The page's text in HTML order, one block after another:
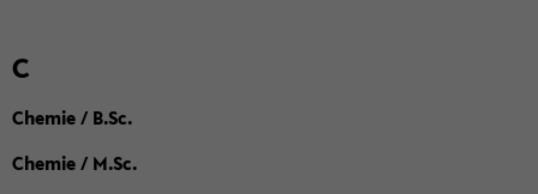
C
Chemie / B.Sc.
Chemie / M.Sc.